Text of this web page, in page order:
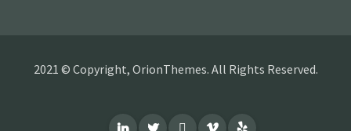
2021 © Copyright, OrionThemes. All Rights Reserved.